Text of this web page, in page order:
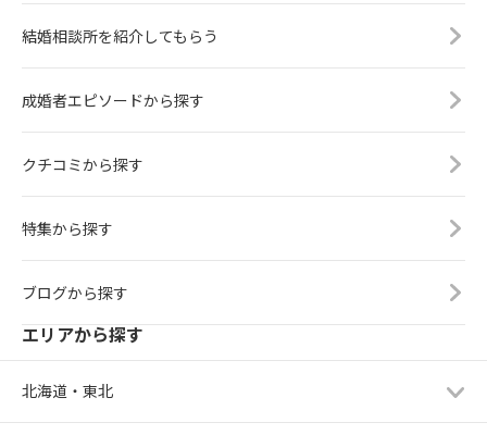
結婚相談所を紹介してもらう
成婚者エピソードから探す
クチコミから探す
特集から探す
ブログから探す
エリアから探す
北海道・東北